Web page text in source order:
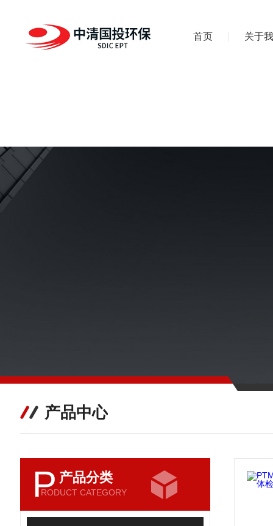
首页 关于
产品中心
P 产品分类
RODUCT CATEGORY